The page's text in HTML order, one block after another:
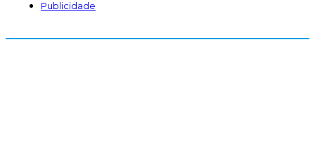
Publicidade